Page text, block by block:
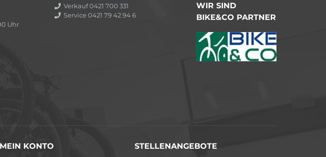
Uhr
Verkauf 0421 700 331
Service 0421 79 42 94 6
WIR SIND
BIKE&CO PARTNER
MEIN KONTO STELLENANGEBOTE